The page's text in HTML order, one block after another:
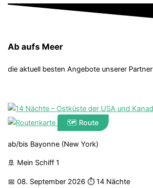
Ab aufs Meer
die aktuell besten Angebote unserer Partner
🗺️ Route
ab/bis Bayonne (New York)
🚢 Mein Schiff 1
📅 08. September 2026 ⏱ 14 Nächte